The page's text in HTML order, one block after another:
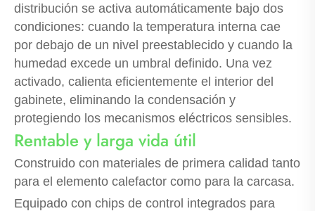
distribución se activa automáticamente bajo dos
condiciones: cuando la temperatura interna cae
por debajo de un nivel preestablecido y cuando la
humedad excede un umbral definido. Una vez
activado, calienta eficientemente el interior del
gabinete, eliminando la condensación y
protegiendo los mecanismos eléctricos sensibles.
Rentable y larga vida útil
Construido con materiales de primera calidad tanto
para el elemento calefactor como para la carcasa.
Equipado con chips de control integrados para